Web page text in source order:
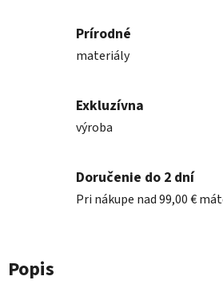
Prírodné
materiály
Exkluzívna
výroba
Doručenie do 2 dní
Pri nákupe nad 99,00 €
Popis